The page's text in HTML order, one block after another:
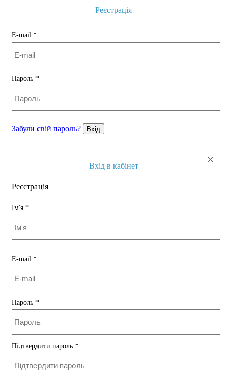
Реєстрація
E-mail *
Пароль *
Забули свій пароль? Вхід
×
Вхід в кабінет
Реєстрація
Ім'я *
E-mail *
Пароль *
Підтвердити пароль *